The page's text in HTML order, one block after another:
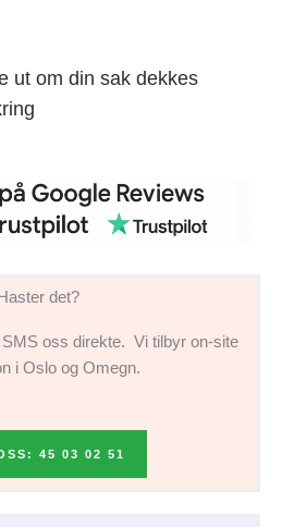
ut om din sak dekkes
det?
oss direkte. Vi tilbyr on-site
i Oslo og Omegn.
45 03 02 51